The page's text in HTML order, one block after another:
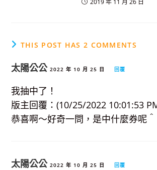
THIS POST HAS 2 COMMENTS
太陽公公 2022 年 10 月 25 日 回覆
我抽中了！
版主回覆：(10/25/2022 10:01:53
恭喜啊～好奇一問，是中什麼券呢＾
太陽公公 2022 年 10 月 25 日 回覆